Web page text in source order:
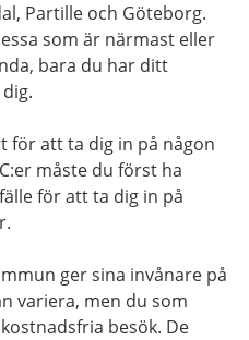
Partille och Göteborg.
som är närmast eller
bara du har ditt
för att ta dig in på någon
måste du först ha
för att ta dig in på
ger sina invånare på
variera, men du som
besök. De